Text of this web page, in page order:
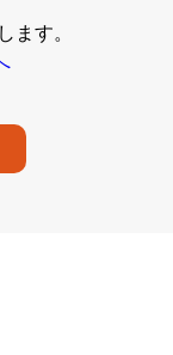
ます。